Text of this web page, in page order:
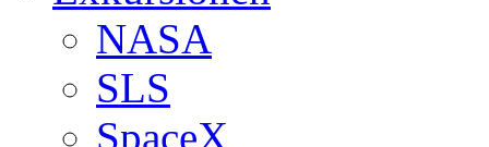
NASA
SLS
SpaceX